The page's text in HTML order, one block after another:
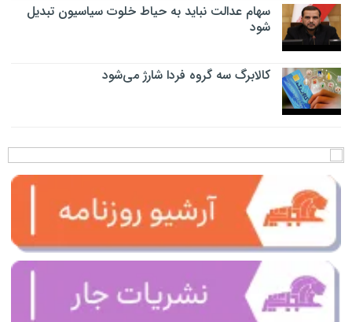
سهام عدالت نباید به حیاط خلوت سیاسیون تبدیل
شود
کالابرگ سه گروه فردا شارژ می‌شود